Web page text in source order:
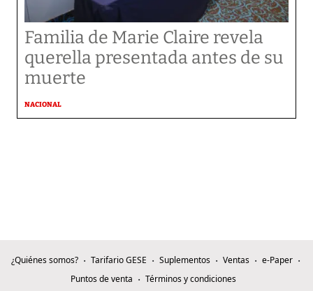
Familia de Marie Claire revela
querella presentada antes de su
muerte
NACIONAL
¿Quiénes somos? Tarifario GESE Suplementos Ventas
e-Paper
Puntos de venta
Términos y condiciones